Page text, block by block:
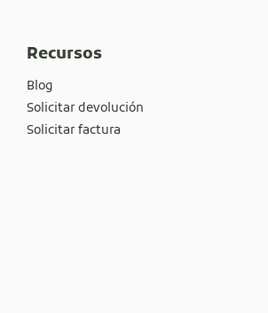
Recursos
Blog
Solicitar devolución
Solicitar factura